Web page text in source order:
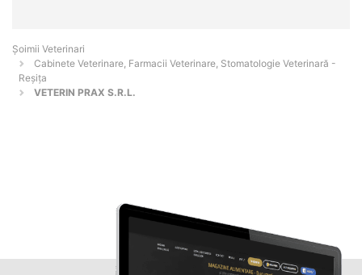
Șoimii Veterinari
Cabinete Veterinare, Farmacii Veterinare, Stomatologie Veterinară -
Reşiţa
VETERIN PRAX S.R.L.